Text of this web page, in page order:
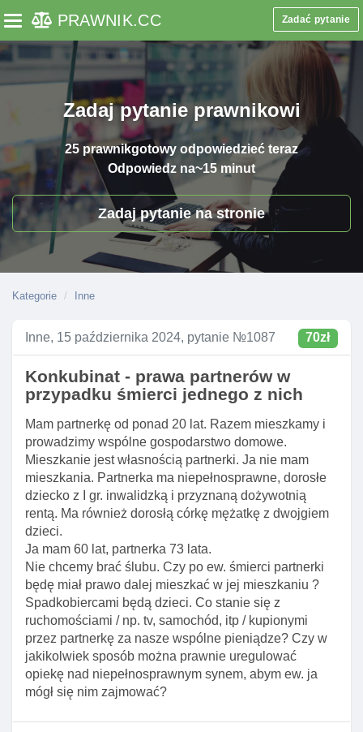
Toggle navigation
PRAWNIK.CC Zadać pytanie
Zadaj pytanie prawnikowi
25 prawnikgotowy odpowiedzieć teraz
Odpowiedz na~15 minut
Zadaj pytanie na stronie
Kategorie Inne
Inne, 15 października 2024, pytanie №1087 70zł
Konkubinat - prawa partnerów w
przypadku śmierci jednego z nich
Mam partnerkę od ponad 20 lat. Razem mieszkamy i
prowadzimy wspólne gospodarstwo domowe.
Mieszkanie jest własnością partnerki. Ja nie mam
mieszkania. Partnerka ma niepełnosprawne, dorosłe
dziecko z I gr. inwalidzką i przyznaną dożywotnią
rentą. Ma również dorosłą córkę mężatkę z dwojgiem
dzieci.
Ja mam 60 lat, partnerka 73 lata.
Nie chcemy brać ślubu. Czy po ew. śmierci partnerki
będę miał prawo dalej mieszkać w jej mieszkaniu ?
Spadkobiercami będą dzieci. Co stanie się z
ruchomościami / np. tv, samochód, itp / kupionymi
przez partnerkę za nasze wspólne pieniądze? Czy w
jakikolwiek sposób można prawnie uregulować
opiekę nad niepełnosprawnym synem, abym ew. ja
mógł się nim zajmować?